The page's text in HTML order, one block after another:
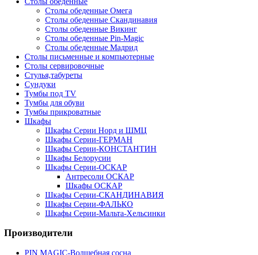
Столы обеденные Омега
Столы обеденные Скандинавия
Столы обеденные Викинг
Столы обеденные Pin-Magic
Столы обеденные Мадрид
Столы письменные и компьютерные
Столы сервировочные
Стулья,табуреты
Сундуки
Тумбы под TV
Тумбы для обуви
Тумбы прикроватные
Шкафы
Шкафы Серии Норд и ШМЦ
Шкафы Серии-ГЕРМАН
Шкафы Серии-КОНСТАНТИН
Шкафы Белорусии
Шкафы Серии-ОСКАР
Антресоли ОСКАР
Шкафы ОСКАР
Шкафы Серии-СКАНДИНАВИЯ
Шкафы Серии-ФАЛЬКО
Шкафы Серии-Мальта-Хельсинки
Производители
PIN MAGIС-Волшебная сосна